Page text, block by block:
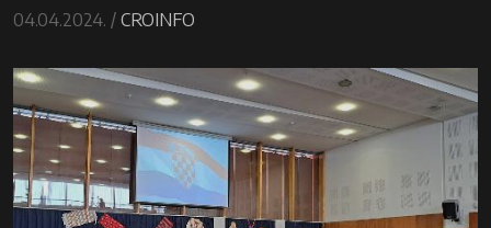
04.04.2024. / CROINFO